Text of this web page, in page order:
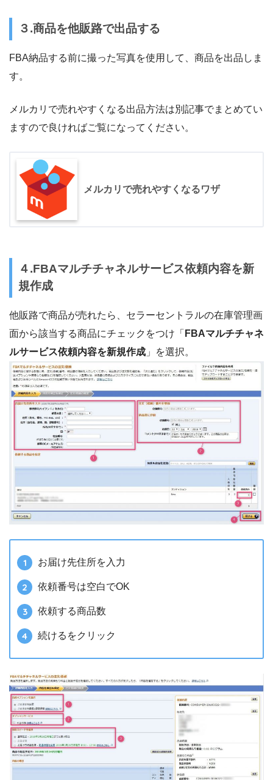
３.商品を他販路で出品する
FBA納品する前に撮った写真を使用して、商品を出品しま
す。
メルカリで売れやすくなる出品方法は別記事でまとめてい
ますので良ければご覧になってください。
メルカリで売れやすくなるワザ
４.FBAマルチチャネルサービス依頼内容を新
規作成
他販路で商品が売れたら、セラーセントラルの在庫管理画
面から該当する商品にチェックをつけ「 FBAマルチチャネ
ルサービス依頼内容を新規作成 」を選択。
お届け先住所を入力
依頼番号は空白でOK
依頼する商品数
続けるをクリック